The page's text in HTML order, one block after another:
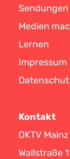
Sendungen
Medien
Lernen
Impressum
Kontakt
OKTV Mainz
Wallstraße